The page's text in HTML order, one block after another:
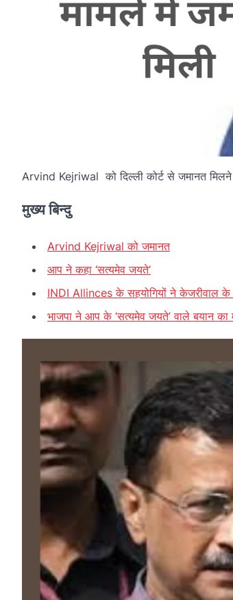
Arvind Kejriwal को दिल्ली कोर्ट से जमानत
मुख्य बिन्दु
Arvind Kejriwal को जमानत
आप ने कहा ‘सत्यमेव जयते’
INDI Allinces के सहयोगियों ने केजरीवाल
भाजपा ने आप के ‘सत्यमेव जयते’ वाले बयान का